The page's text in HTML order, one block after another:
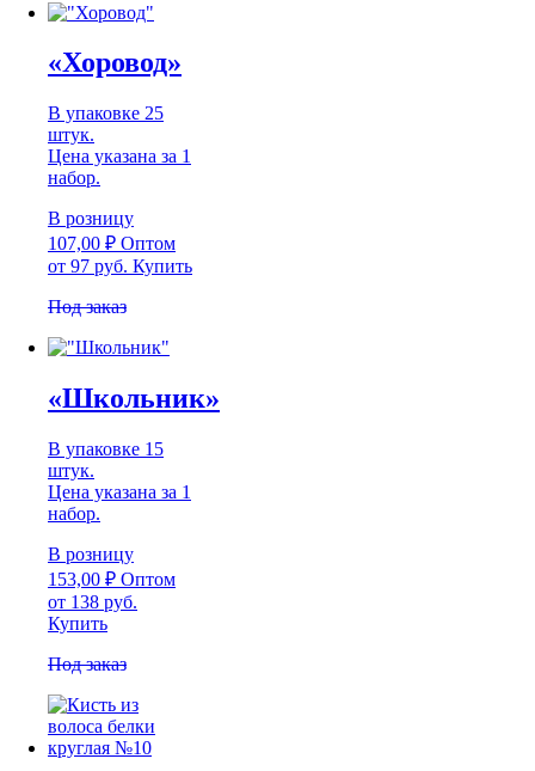
«Хоровод»
В упаковке 25
штук.
Цена указана за 1
набор.
В розницу
107,00 ₽ Оптом
от 97 руб. Купить
Под заказ
«Школьник»
В упаковке 15
штук.
Цена указана за 1
набор.
В розницу
153,00 ₽ Оптом
от 138 руб.
Купить
Под заказ